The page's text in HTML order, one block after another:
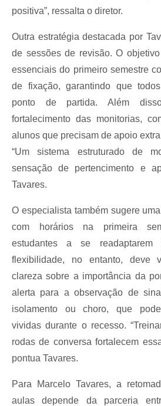
positiva”, ressalta o diretor.
Outra estratégia destacada por
de sessões de revisão. O
essenciais do primeiro semestre
de fixação, garantindo que
ponto de partida. Além
fortalecimento das monitorias,
alunos que precisam de apoio
“Um sistema estruturado de
sensação de pertencimento e
Tavares.
O especialista também sugere
com horários na primeira
estudantes a se readaptarem
flexibilidade, no entanto, deve
clareza sobre a importância da
alerta para a observação de
isolamento ou choro, que
vividas durante o recesso.
rodas de conversa fortalecem
pontua Tavares.
Para Marcelo Tavares, a
aulas depende da parceria